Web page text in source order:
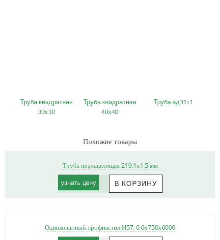
Труба квадратная
30х30
Труба квадратная
40х40
Труба ад31т1
Похожие товары
Труба нержавеющая 219,1х1,5 мм
узнать цену
Оцинкованный профнастил Н57, 0,6х750х6000